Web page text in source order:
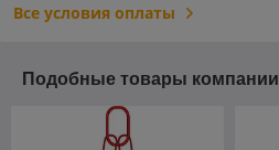
Все условия оплаты
Подобные товары компании